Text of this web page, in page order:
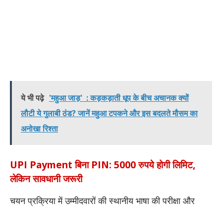
ये भी पढ़े 'महुआ जाड़' : कड़कड़ाती धूप के बीच अचानक क्यों
लौटी ये गुलाबी ठंड? जानें महुआ टपकने और इस बदलते मौसम का
अनोखा रिश्ता
UPI Payment बिना PIN: 5000 रुपये होगी लिमिट,
लेकिन सावधानी जरूरी
चयन प्रक्रिया में उम्मीदवारों की स्थानीय भाषा की परीक्षा और